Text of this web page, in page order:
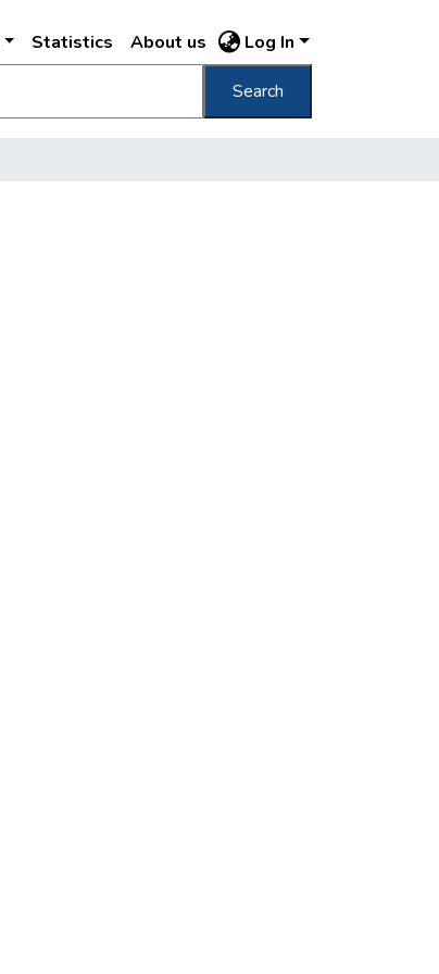
Statistics About us Log In
Search